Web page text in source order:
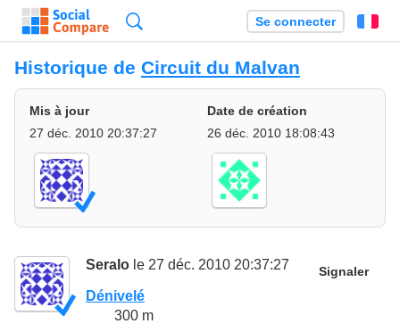
Se connecter
Historique de Circuit du Malvan
Mis à jour
27 déc. 2010 20:37:27
Date de création
26 déc. 2010 18:08:43
Seralo le 27 déc. 2010 20:37:27 Signaler
Dénivelé
300 m